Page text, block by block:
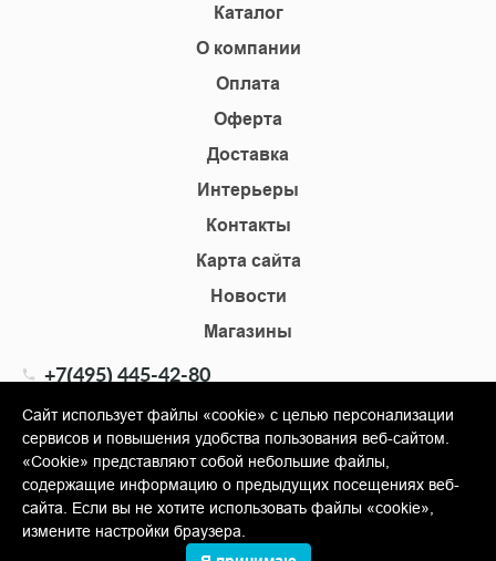
Каталог
О компании
Оплата
Оферта
Доставка
Интерьеры
Контакты
Карта сайта
Новости
Магазины
+7(495) 445-42-80
info@shopkm.ru
© Copyright 2013-2026 KERAMA MARAZZI, ООО «Гамма
Керамика»
Сайт использует файлы «cookie» с целью персонализации
сервисов и повышения удобства пользования веб-сайтом.
«Cookie» представляют собой небольшие файлы,
содержащие информацию о предыдущих посещениях веб-
сайта. Если вы не хотите использовать файлы «cookie»,
измените настройки браузера.